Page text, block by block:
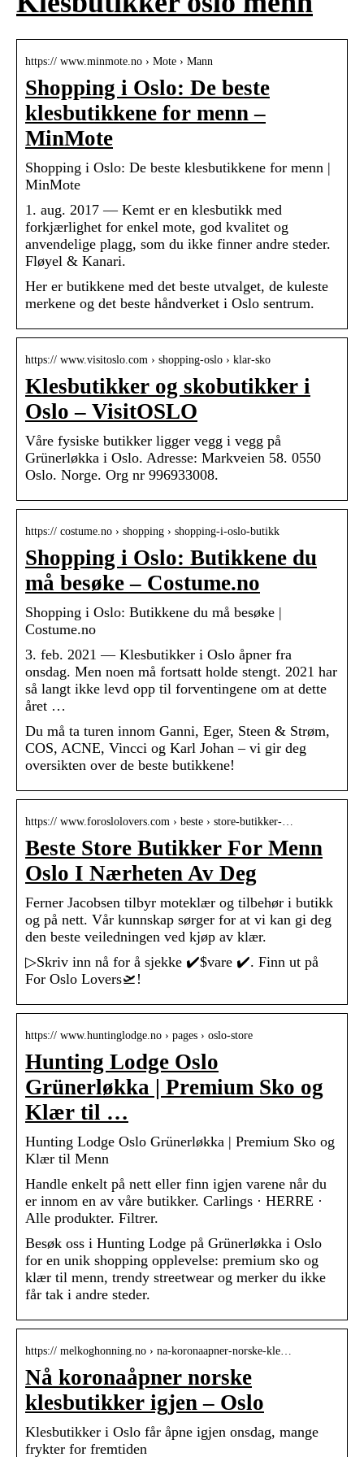
https:// www.minmote.no › Mote › Mann
Shopping i Oslo: De beste
klesbutikkene for menn –
MinMote
Shopping i Oslo: De beste klesbutikkene for menn |
MinMote
1. aug. 2017 — Kemt er en klesbutikk med
forkjærlighet for enkel mote, god kvalitet og
anvendelige plagg, som du ikke finner andre steder.
Fløyel & Kanari.
Her er butikkene med det beste utvalget, de kuleste
merkene og det beste håndverket i Oslo sentrum.
https:// www.visitoslo.com › shopping-oslo › klar-sko
Klesbutikker og skobutikker i
Oslo – VisitOSLO
Våre fysiske butikker ligger vegg i vegg på
Grünerløkka i Oslo. Adresse: Markveien 58. 0550
Oslo. Norge. Org nr 996933008.
https:// costume.no › shopping › shopping-i-oslo-butikk
Shopping i Oslo: Butikkene du
må besøke – Costume.no
Shopping i Oslo: Butikkene du må besøke |
Costume.no
3. feb. 2021 — Klesbutikker i Oslo åpner fra
onsdag. Men noen må fortsatt holde stengt. 2021 har
så langt ikke levd opp til forventingene om at dette
året …
Du må ta turen innom Ganni, Eger, Steen & Strøm,
COS, ACNE, Vincci og Karl Johan – vi gir deg
oversikten over de beste butikkene!
https:// www.foroslolovers.com › beste › store-butikker-…
Beste Store Butikker For Menn
Oslo I Nærheten Av Deg
Ferner Jacobsen tilbyr moteklær og tilbehør i butikk
og på nett. Vår kunnskap sørger for at vi kan gi deg
den beste veiledningen ved kjøp av klær.
▷Skriv inn nå for å sjekke ✔️$vare ✔️. Finn ut på
For Oslo Lovers🛫!
https:// www.huntinglodge.no › pages › oslo-store
Hunting Lodge Oslo
Grünerløkka | Premium Sko og
Klær til …
Hunting Lodge Oslo Grünerløkka | Premium Sko og
Klær til Menn
Handle enkelt på nett eller finn igjen varene når du
er innom en av våre butikker. Carlings · HERRE ·
Alle produkter. Filtrer.
Besøk oss i Hunting Lodge på Grünerløkka i Oslo
for en unik shopping opplevelse: premium sko og
klær til menn, trendy streetwear og merker du ikke
får tak i andre steder.
https:// melkoghonning.no › na-koronaapner-norske-kle…
Nå koronaåpner norske
klesbutikker igjen – Oslo
Klesbutikker i Oslo får åpne igjen onsdag, mange
frykter for fremtiden